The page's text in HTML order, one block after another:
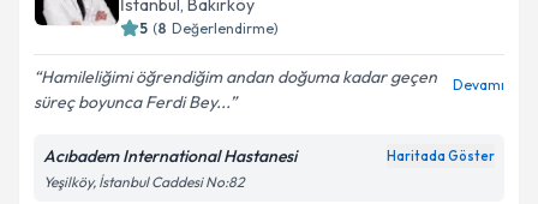
İstanbul , Bakırköy
5 (8 Değerlendirme)
Hamileliğimi öğrendiğim andan doğuma kadar geçen
süreç boyunca Ferdi Bey...
Devamı
Acıbadem International Hastanesi Haritada Göster
Yeşilköy, İstanbul Caddesi No:82